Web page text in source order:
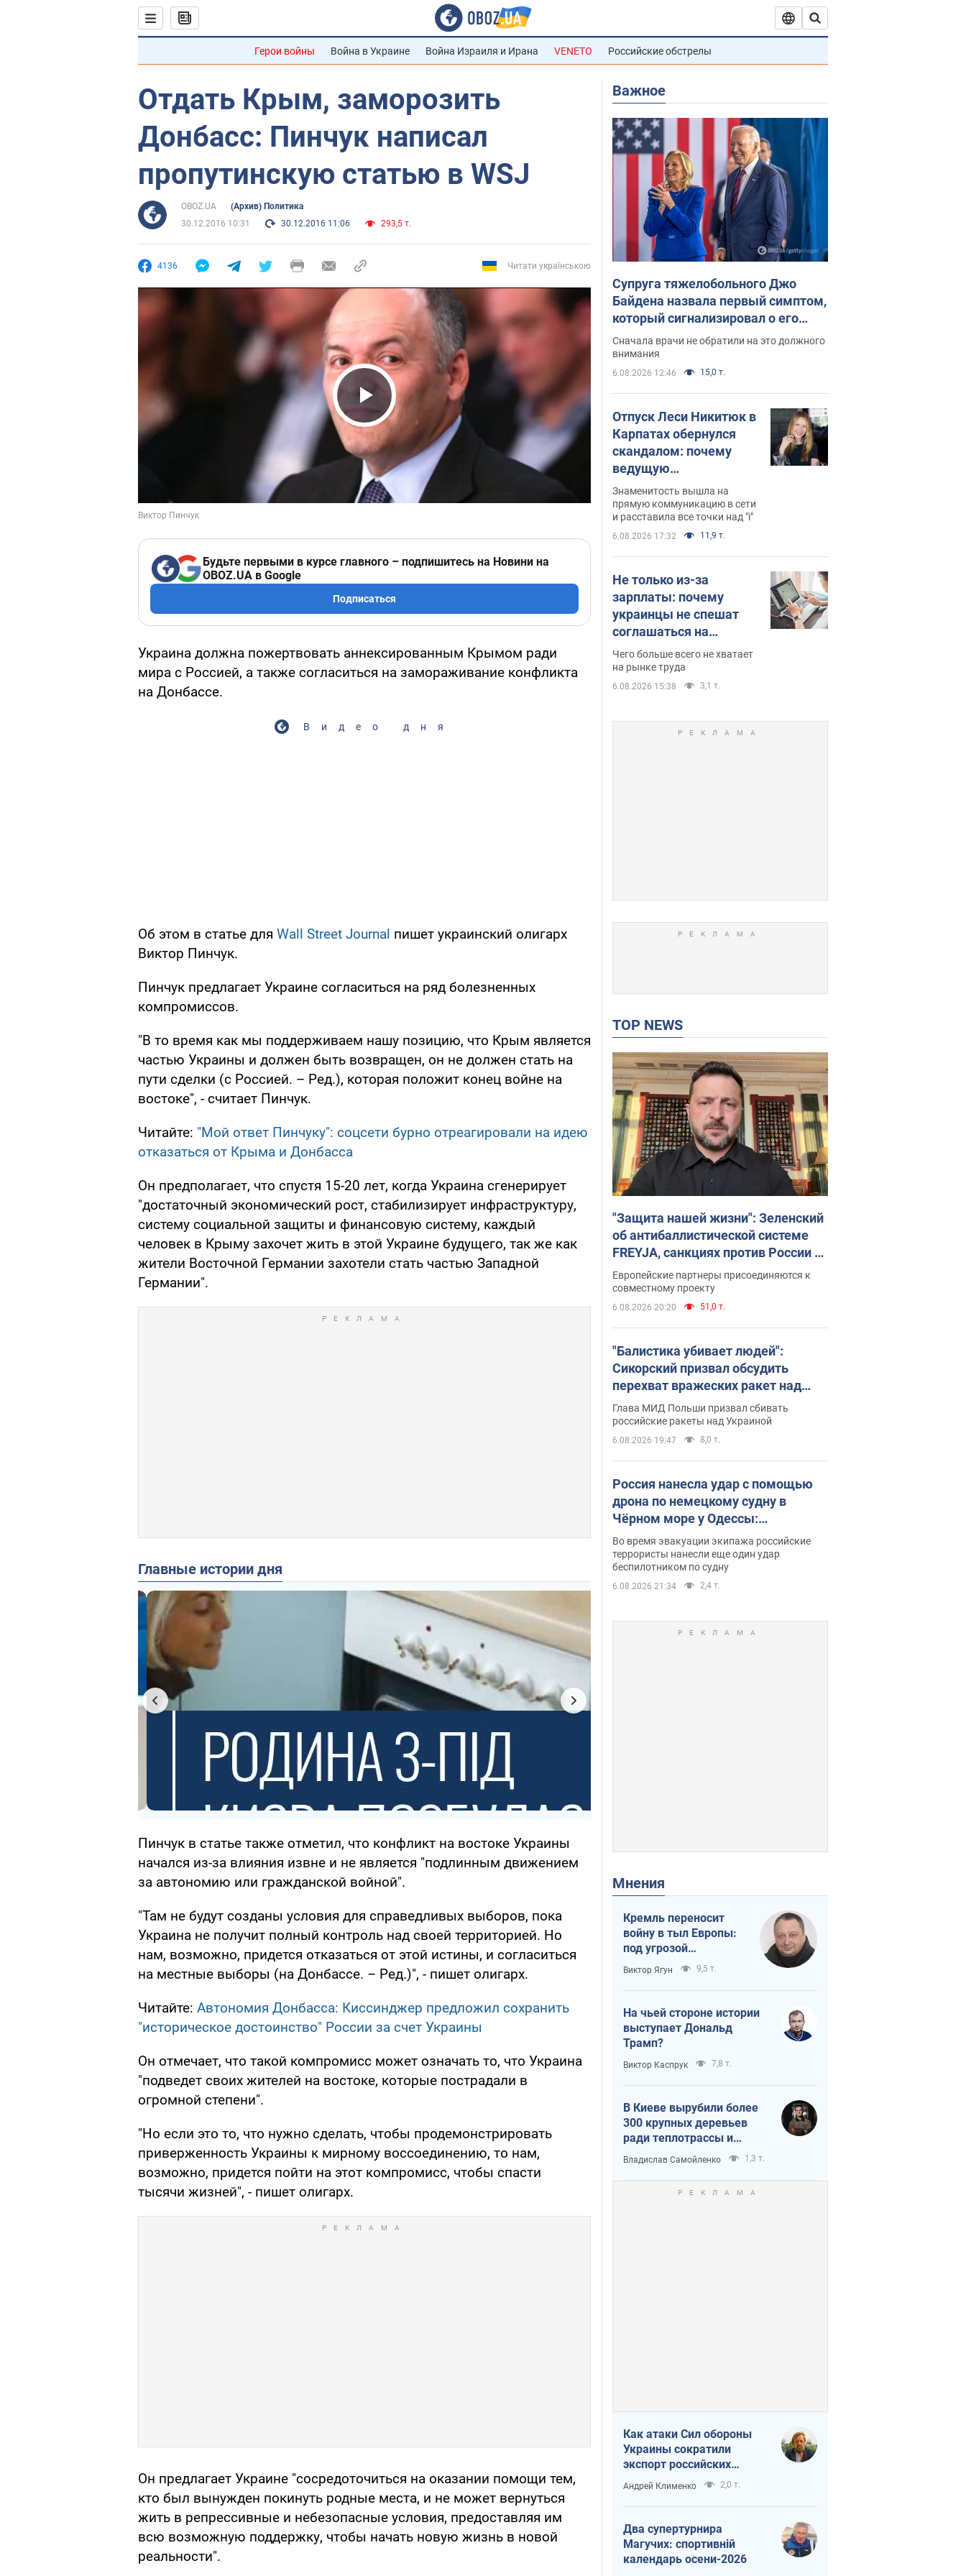
Герои войны Война в Украине Война Израиля и Ирана VENETO Российские обстрелы
Отдать Крым, заморозить
Донбасс: Пинчук написал
пропутинскую статью в WSJ
OBOZ.UA
(Архив) Политика
30.12.2016 10:31
30.12.2016 11:06 293,5 т.
4136 Читати українською
Play Video
Будьте первыми в курсе главного – подпишитесь на Новини на
OBOZ.UA в Google
Подписаться
Украина должна пожертвовать аннексированным Крымом ради
мира с Россией, а также согласиться на замораживание конфликта
на Донбассе.
Видео дня
Об этом в статье для Wall Street Journal пишет украинский олигарх
Виктор Пинчук.
Пинчук предлагает Украине согласиться на ряд болезненных
компромиссов.
"В то время как мы поддерживаем нашу позицию, что Крым является
частью Украины и должен быть возвращен, он не должен стать на
пути сделки (с Россией. – Ред.), которая положит конец войне на
востоке", - считает Пинчук.
Читайте: "Мой ответ Пинчуку": соцсети бурно отреагировали на идею
отказаться от Крыма и Донбасса
Он предполагает, что спустя 15-20 лет, когда Украина сгенерирует
"достаточный экономический рост, стабилизирует инфраструктуру,
систему социальной защиты и финансовую систему, каждый
человек в Крыму захочет жить в этой Украине будущего, так же как
жители Восточной Германии захотели стать частью Западной
Германии".
Главные истории дня
Пинчук в статье также отметил, что конфликт на востоке Украины
начался из-за влияния извне и не является "подлинным движением
за автономию или гражданской войной".
"Там не будут созданы условия для справедливых выборов, пока
Украина не получит полный контроль над своей территорией. Но
нам, возможно, придется отказаться от этой истины, и согласиться
на местные выборы (на Донбассе. – Ред.)", - пишет олигарх.
Читайте: Автономия Донбасса: Киссинджер предложил сохранить
"историческое достоинство" России за счет Украины
Он отмечает, что такой компромисс может означать то, что Украина
"подведет своих жителей на востоке, которые пострадали в
огромной степени".
"Но если это то, что нужно сделать, чтобы продемонстрировать
приверженность Украины к мирному воссоединению, то нам,
возможно, придется пойти на этот компромисс, чтобы спасти
тысячи жизней", - пишет олигарх.
Он предлагает Украине "сосредоточиться на оказании помощи тем,
кто был вынужден покинуть родные места, и не может вернуться
жить в репрессивные и небезопасные условия, предоставляя им
всю возможную поддержку, чтобы начать новую жизнь в новой
реальности".
Важное
Супруга тяжелобольного Джо
Байдена назвала первый симптом,
который сигнализировал о его
"агрессивном" раке
Сначала врачи не обратили на это должного
внимания
6.08.2026 12:46 15,0 т.
Отпуск Леси Никитюк в
Карпатах обернулся
скандалом: почему
ведущую
несправедливо
захейтили
Знаменитость вышла на
прямую коммуникацию в сети
и расставила все точки над "i"
6.08.2026 17:32 11,9 т.
Не только из-за
зарплаты: почему
украинцы не спешат
соглашаться на
вакансии
Чего больше всего не хватает
на рынке труда
6.08.2026 15:38 3,1 т.
TOP NEWS
"Защита нашей жизни": Зеленский
об антибаллистической системе
FREYJA, санкциях против России и
поддержке аграриев. Видео
Европейские партнеры присоединяются к
совместному проекту
6.08.2026 20:20 51,0 т.
"Балистика убивает людей":
Сикорский призвал обсудить
перехват вражеских ракет над
Украиной
Глава МИД Польши призвал сбивать
российские ракеты над Украиной
6.08.2026 19:47 8,0 т.
Россия нанесла удар с помощью
дрона по немецкому судну в
Чёрном море у Одессы:
подробности
Во время эвакуации экипажа российские
террористы нанесли еще один удар
беспилотником по судну
6.08.2026 21:34 2,4 т.
Мнения
Кремль переносит
войну в тыл Европы:
под угрозой
критическая
логистика
Виктор Ягун 9,5 т.
На чьей стороне истории
выступает Дональд
Трамп?
Виктор Каспрук 7,8 т.
В Киеве вырубили более
300 крупных деревьев
ради теплотрассы и
вопреки Генплану
Владислав Самойленко 1,3 т.
Как атаки Сил обороны
Украины сократили
экспорт российских
нефтепродуктов
Андрей Клименко 2,0 т.
Два супертурнира
Магучих: спортивній
календарь осени-2026